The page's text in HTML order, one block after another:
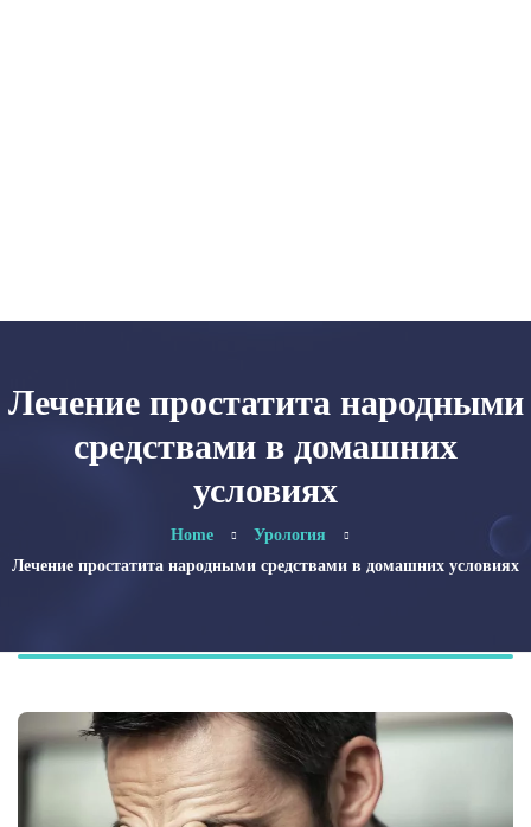
Лечение простатита народными
средствами в домашних
условиях
Home
Урология
Лечение простатита народными средствами в домашних условиях